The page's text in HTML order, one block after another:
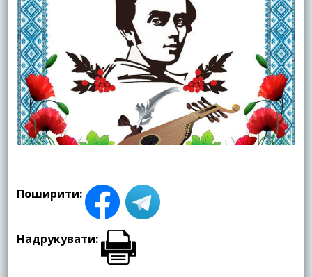
Поширити:
Надрукувати: